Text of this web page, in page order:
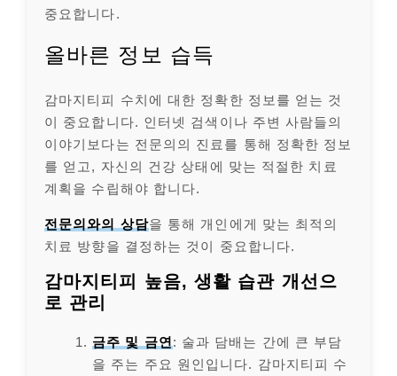
중요합니다.
올바른 정보 습득
감마지티피 수치에 대한 정확한 정보를 얻는 것
이 중요합니다. 인터넷 검색이나 주변 사람들의
이야기보다는 전문의의 진료를 통해 정확한 정보
를 얻고, 자신의 건강 상태에 맞는 적절한 치료
계획을 수립해야 합니다.
전문의와의 상담을 통해 개인에게 맞는 최적의
치료 방향을 결정하는 것이 중요합니다.
감마지티피 높음, 생활 습관 개선으
로 관리
금주 및 금연 : 술과 담배는 간에 큰 부담
을 주는 주요 원인입니다. 감마지티피 수